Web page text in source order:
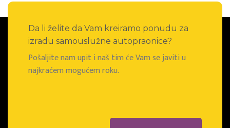
Da li želite da Vam kreiramo ponudu za
izradu samouslužne autopraonice?
Pošaljite nam upit i naš tim će Vam se javiti u
najkraćem mogućem roku.